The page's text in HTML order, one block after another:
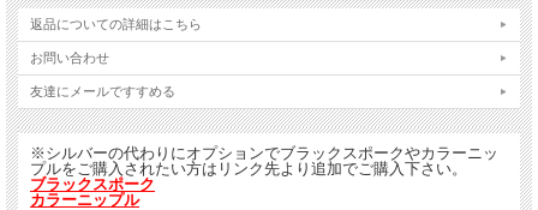
Triumph TF 250/450X 2024以降
Yamaha YZ 125/250 1999以降
Yamaha YZ250F/400/426/450F 1998以降
Yamaha YZ250/450FX 2014以降
Yamaha WR250F '1998以降
Yamaha WR400/426/450F '1999以降
Yamaha WR250R/250X 2007以降
＊KTM, GASGAS, Husqvarna ではクッシュドライブハブも選択可能です。
＊KTM 690SMCR, Husqvarna 701 Supermotoはクッシュドライブハブのみの設定
返品についての詳細はこちら
お問い合わせ
友達にメールですすめる
※シルバーの代わりにオプションでブラックスポークやカラーニッ
プルをご購入されたい方はリンク先より追加でご購入下さい。
ブラックスポーク
カラーニップル